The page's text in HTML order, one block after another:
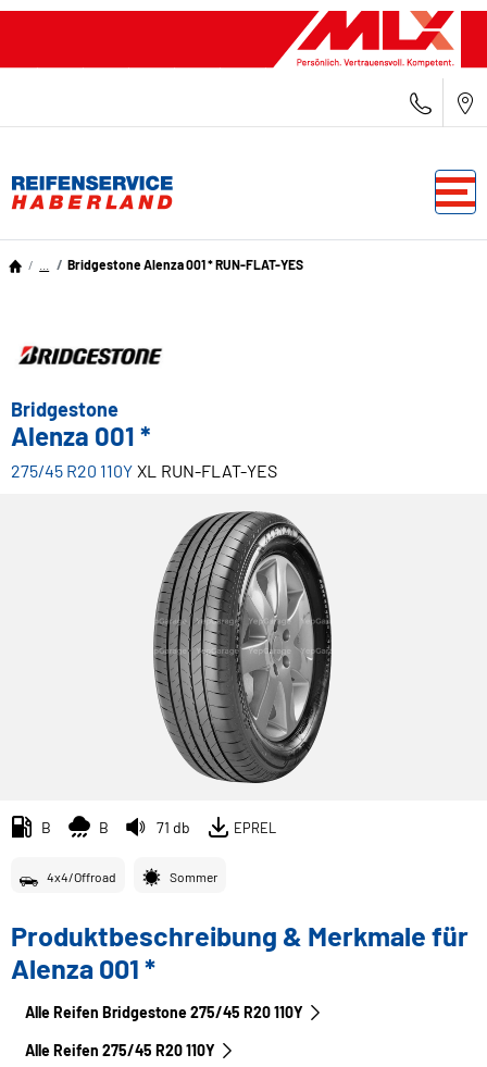
Bridgestone Alenza 001 * RUN-FLAT-YES
Bridgestone
Alenza 001 *
275/45 R20 110Y XL RUN-FLAT-YES
B B 71 db EPREL
4x4/Offroad Sommer
Produktbeschreibung & Merkmale für
Alenza 001 *
Alle Reifen Bridgestone 275/45 R20 110Y
Alle Reifen‎ 275/45 R20 110Y